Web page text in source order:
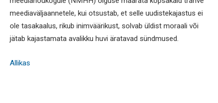
meediaväljaannetele, kui otsustab, et selle uudistekajastus ei
ole tasakaalus, rikub inimväärikust, solvab üldist moraali või
jätab kajastamata avalikku huvi äratavad sündmused.
Allikas